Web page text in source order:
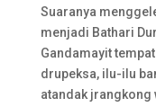
Suaranya
menjadi Bathari
Gandamayit
drupeksa, ilu-ilu
atandak